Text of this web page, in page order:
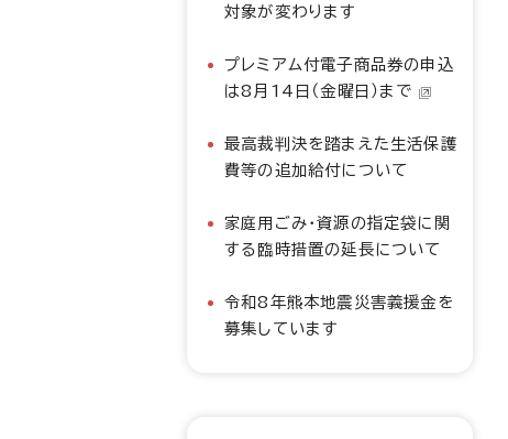
対象が変わります
プレミアム付電子商品券の申込
は8月14日（金曜日）まで
最高裁判決を踏まえた生活保護
費等の追加給付について
家庭用ごみ・資源の指定袋に関
する臨時措置の延長について
令和8年熊本地震災害義援金を
募集しています